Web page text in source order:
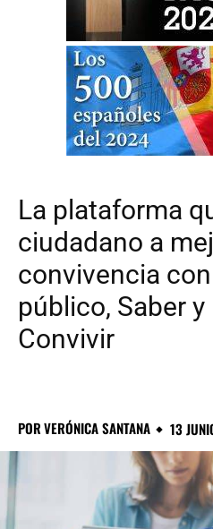
La plataforma
ciudadano a
convivencia
público, Saber y
Convivir
PORVERÓNICA SANTANA 13